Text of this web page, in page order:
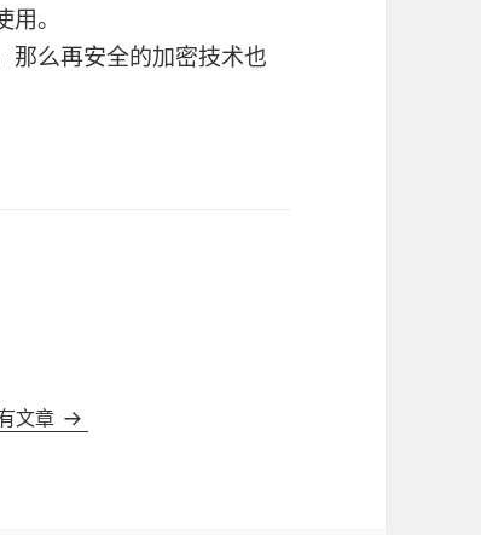
。
那么再安全的加密技术也
文章